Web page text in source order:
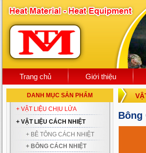
Trang chủ Giới thiệu
DANH MỤC SẢN PHẨM
+ VẬT LIỆU CHỊU LỬA
+ VẬT LIỆU CÁCH NHIỆT
+ BÊ TÔNG CÁCH NHIỆT
+ BÔNG CÁCH NHIỆT
Bông